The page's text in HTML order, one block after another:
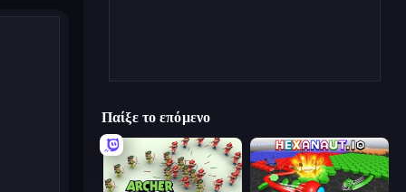
Παίξε το επόμενο